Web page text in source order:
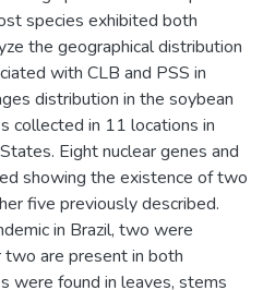
species exhibited both
the geographical distribution
with CLB and PSS in
distribution in the soybean
collected in 11 locations in
Eight nuclear genes and
showing the existence of two
five previously described.
in Brazil, two were
two are present in both
were found in leaves, stems